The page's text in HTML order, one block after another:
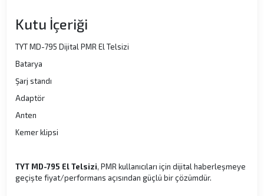
Kutu İçeriği
TYT MD-795 Dijital PMR El Telsizi
Batarya
Şarj standı
Adaptör
Anten
Kemer klipsi
TYT MD-795 El Telsizi, PMR kullanıcıları için dijital haberleşmeye
geçişte fiyat/performans açısından güçlü bir çözümdür.